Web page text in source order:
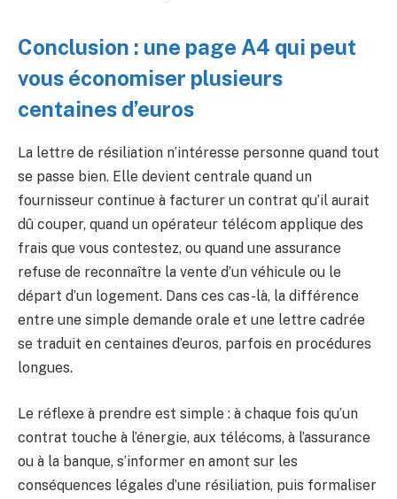
Conclusion : une page A4 qui peut
vous économiser plusieurs
centaines d’euros
La lettre de résiliation n’intéresse personne quand tout
se passe bien. Elle devient centrale quand un
fournisseur continue à facturer un contrat qu’il aurait
dû couper, quand un opérateur télécom applique des
frais que vous contestez, ou quand une assurance
refuse de reconnaître la vente d’un véhicule ou le
départ d’un logement. Dans ces cas-là, la différence
entre une simple demande orale et une lettre cadrée
se traduit en centaines d’euros, parfois en procédures
longues.
Le réflexe à prendre est simple : à chaque fois qu’un
contrat touche à l’énergie, aux télécoms, à l’assurance
ou à la banque, s’informer en amont sur les
conséquences légales d’une résiliation, puis formaliser